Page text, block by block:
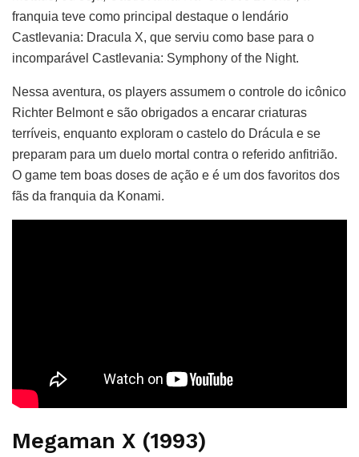
franquia teve como principal destaque o lendário
Castlevania: Dracula X, que serviu como base para o
incomparável Castlevania: Symphony of the Night.
Nessa aventura, os players assumem o controle do icônico
Richter Belmont e são obrigados a encarar criaturas
terríveis, enquanto exploram o castelo do Drácula e se
preparam para um duelo mortal contra o referido anfitrião.
O game tem boas doses de ação e é um dos favoritos dos
fãs da franquia da Konami.
Megaman X (1993)